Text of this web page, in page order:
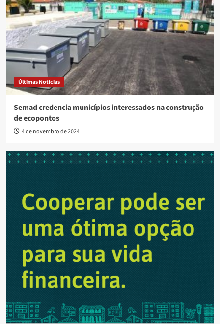
Últimas Notícias
Semad credencia municípios interessados na construção
de ecopontos
4 de novembro de 2024